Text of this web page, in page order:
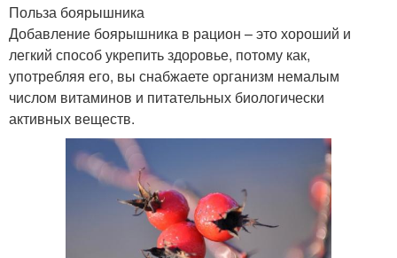
Польза боярышника
Добавление боярышника в рацион – это хороший и
легкий способ укрепить здоровье, потому как,
употребляя его, вы снабжаете организм немалым
числом витаминов и питательных биологически
активных веществ.